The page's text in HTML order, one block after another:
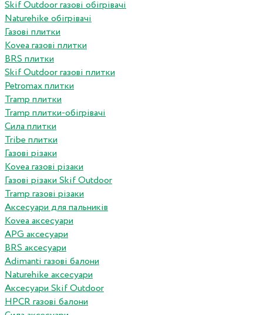
Skif Outdoor газові обігрівачі
Naturehike обігрівачі
Газові плитки
Kovea газові плитки
BRS плитки
Skif Outdoor газові плитки
Petromax плитки
Tramp плитки
Tramp плитки-обігрівачі
Сила плитки
Tribe плитки
Газові різаки
Kovea газові різаки
Газові різаки Skif Outdoor
Tramp газові різаки
Аксесуари для пальників
Kovea аксесуари
APG аксесуари
BRS аксесуари
Adimanti газові балони
Naturehike аксесуари
Аксесуари Skif Outdoor
HPCR газові балони